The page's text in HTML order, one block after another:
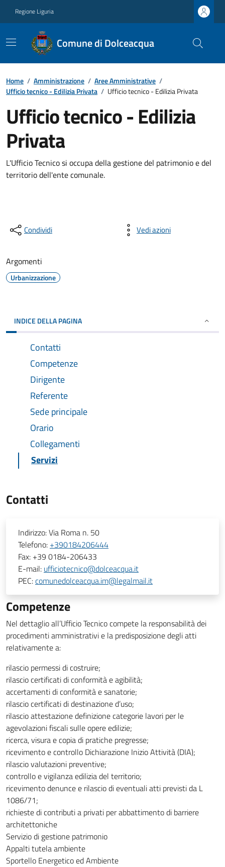
Regione Liguria
Comune di Dolceacqua
Home / Amministrazione / Aree Amministrative /
Ufficio tecnico - Edilizia Privata / Ufficio tecnico - Edilizia Privata
Ufficio tecnico - Edilizia
Privata
L'Ufficio Tecnico si occupa della gestione del patrimonio e del
territorio dell'ente comunale.
Condividi Vedi azioni
Argomenti
Urbanizzazione
INDICE DELLA PAGINA
Contatti
Competenze
Dirigente
Referente
Sede principale
Orario
Collegamenti
Servizi
Contatti
Indirizzo:Via Roma n. 50
Telefono: +390184206444
Fax: +39 0184-206433
E-mail: ufficiotecnico@dolceacqua.it
PEC:comunedolceacqua.im@legalmail.it
Competenze
Nel dettaglio all’Ufficio Tecnico compete la responsabilità dei
procedimenti amministrativi e la predisposizione degli atti
relativamente a:
rilascio permessi di costruire;
rilascio certificati di conformità e agibilità;
accertamenti di conformità e sanatorie;
rilascio certificati di destinazione d’uso;
rilascio attestazione definizione categorie lavori per le
agevolazioni fiscali sulle opere edilizie;
ricerca, visura e copia di pratiche pregresse;
ricevimento e controllo Dichiarazione Inizio Attività (DIA);
rilascio valutazioni preventive;
controllo e vigilanza edilizia del territorio;
ricevimento denunce e rilascio di eventuali atti previsti da L
1086/71;
richieste di contributi a privati per abbattimento di barriere
architettoniche
Servizio di gestione patrimonio
Appalti tutela ambiente
Sportello Energetico ed Ambiente